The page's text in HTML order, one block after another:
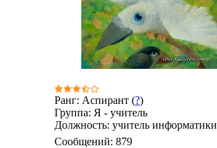
Ранг: Аспирант (?)
Группа: Я - учитель
Должность: учитель информатики
Сообщений: 879